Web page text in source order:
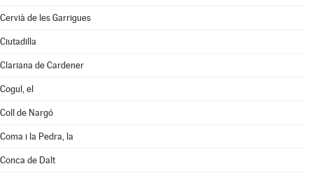
Cervià de les Garrigues
Ciutadilla
Clariana de Cardener
Cogul, el
Coll de Nargó
Coma i la Pedra, la
Conca de Dalt